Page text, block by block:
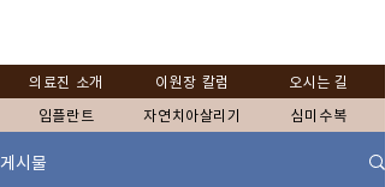
의료진 소개 이원장 칼럼
오시는 길
임플란트
자연치아살리기 심미수복
게시물